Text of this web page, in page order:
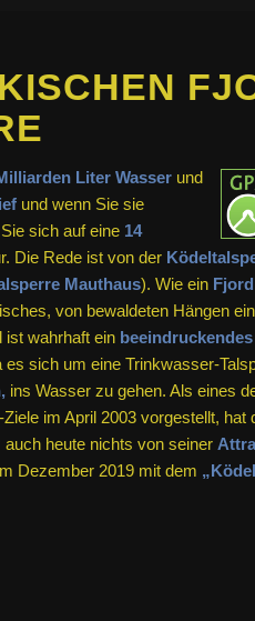
Liter Wasserund
und wenn Sie sie
sich auf eine 14
Die Rede ist von der
Mauthaus). Wie ein Fjord
von bewaldeten Hängen
ist wahrhaft ein
es sich um eine Trinkwasser-
ins Wasser zu gehen. Als eines
Ziele im April 2003 vorgestellt, hat
auch heute nichts von seiner
Dezember 2019 mit dem